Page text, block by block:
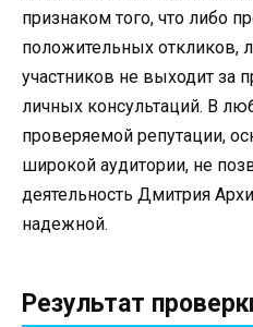
признаком того, что либо
положительных откликов,
участников не выходит за
личных консультаций. В
проверяемой репутации,
широкой аудитории, не
деятельность Дмитрия
надежной.
Результат